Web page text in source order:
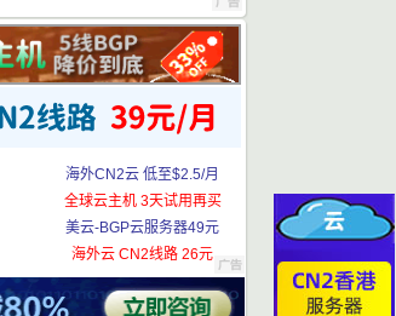
海外CN2云 低至$2.5/月
全球云主机 3天试用再买
美云-BGP云服务器49元
海外云 CN2线路 26元